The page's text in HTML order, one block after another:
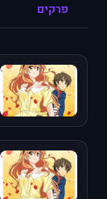
פרקים